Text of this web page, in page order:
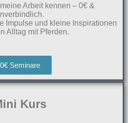
Arbeit kennen – 0€ &
Impulse und kleine Inspirationen
Alltag mit Pferden.
0€ Seminare
Kurs